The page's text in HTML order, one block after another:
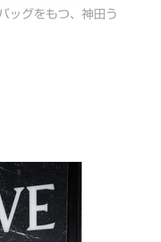
ッグをもつ、神田う